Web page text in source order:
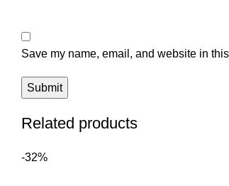
Save my name, email, and website in
Related products
-32%